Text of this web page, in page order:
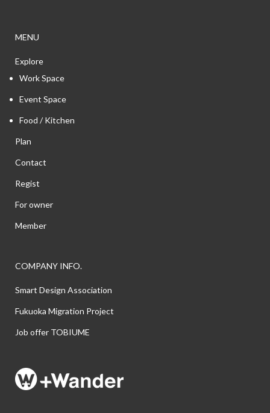
MENU
Explore
Work Space
Event Space
Food / Kitchen
Plan
Contact
Regist
For owner
Member
COMPANY INFO.
Smart Design Association
Fukuoka Migration Project
Job offer TOBIUME